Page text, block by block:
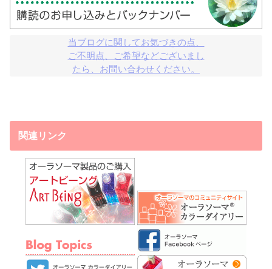
当ブログに関してお気づきの点、
ご不明点、ご希望などございまし
たら、お問い合わせください。
関連リンク